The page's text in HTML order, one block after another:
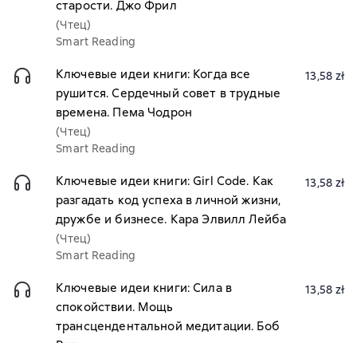
старости. Джо Фрил
(Чтец)
Smart Reading
Ключевые идеи книги: Когда все
рушится. Сердечный совет в трудные
времена. Пема Чодрон
(Чтец)
Smart Reading
13,58 zł
Ключевые идеи книги: Girl Code. Как
разгадать код успеха в личной жизни,
дружбе и бизнесе. Кара Элвилл Лейба
(Чтец)
Smart Reading
13,58 zł
Ключевые идеи книги: Сила в
спокойствии. Мощь
трансцендентальной медитации. Боб
13,58 zł